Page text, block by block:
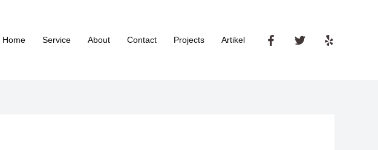
Home Service About Contact Projects Artikel